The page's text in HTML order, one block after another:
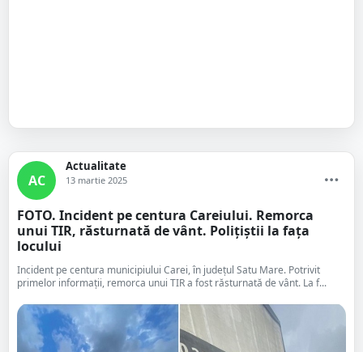
AC
Actualitate
13 martie 2025
FOTO. Incident pe centura Careiului. Remorca
unui TIR, răsturnată de vânt. Polițiștii la fața
locului
Incident pe centura municipiului Carei, în județul Satu Mare. Potrivit
primelor informații, remorca unui TIR a fost răsturnată de vânt. La f...